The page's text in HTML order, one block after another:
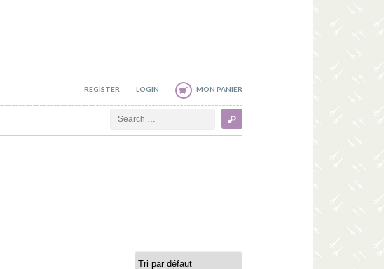
REGISTER LOGIN MON PANIER